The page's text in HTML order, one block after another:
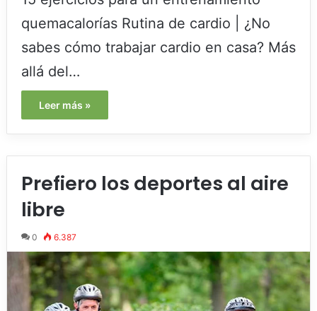
quemacalorías Rutina de cardio | ¿No
sabes cómo trabajar cardio en casa? Más
allá del…
Leer más »
Prefiero los deportes al aire
libre
0 6.387